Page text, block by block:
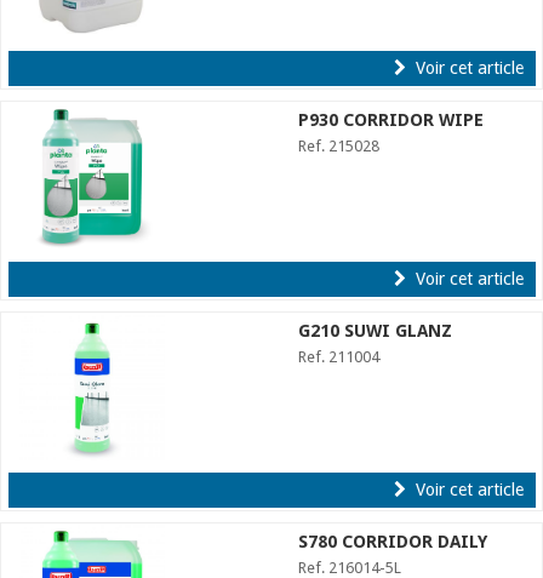
Voir cet article
P930 CORRIDOR WIPE
Ref. 215028
Voir cet article
G210 SUWI GLANZ
Ref. 211004
Voir cet article
S780 CORRIDOR DAILY
Ref. 216014-5L